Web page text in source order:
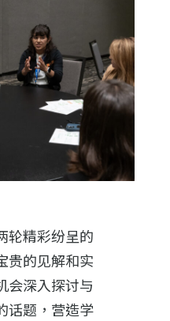
轮精彩纷呈的
贵的见解和实
会深入探讨与
话题，营造学